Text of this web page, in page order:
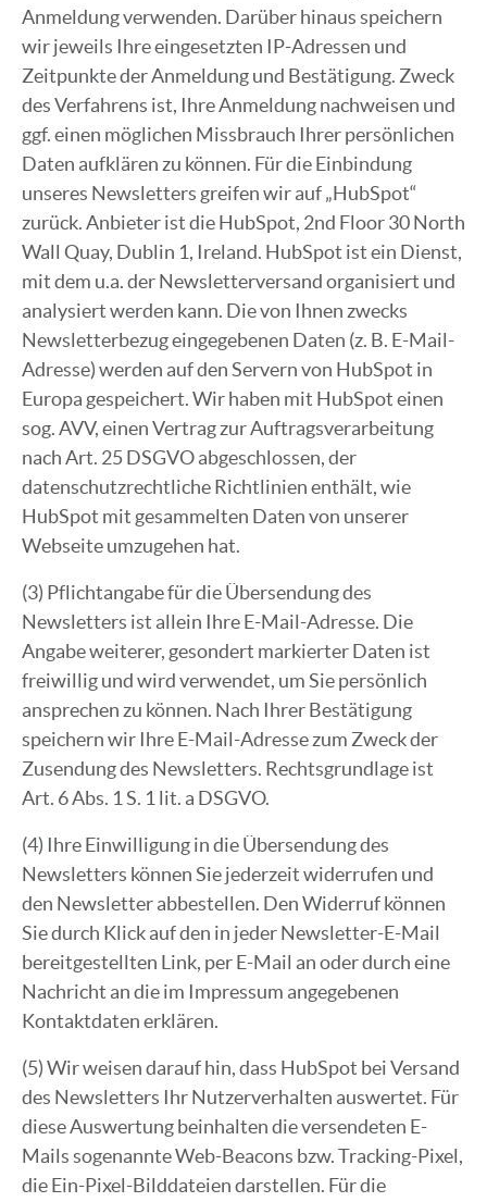
Anmeldung verwenden. Darüber hinaus speichern
wir jeweils Ihre eingesetzten IP-Adressen und
Zeitpunkte der Anmeldung und Bestätigung. Zweck
des Verfahrens ist, Ihre Anmeldung nachweisen und
ggf. einen möglichen Missbrauch Ihrer persönlichen
Daten aufklären zu können. Für die Einbindung
unseres Newsletters greifen wir auf „HubSpot“
zurück. Anbieter ist die HubSpot, 2nd Floor 30 North
Wall Quay, Dublin 1, Ireland. HubSpot ist ein Dienst,
mit dem u.a. der Newsletterversand organisiert und
analysiert werden kann. Die von Ihnen zwecks
Newsletterbezug eingegebenen Daten (z. B. E-Mail-
Adresse) werden auf den Servern von HubSpot in
Europa gespeichert. Wir haben mit HubSpot einen
sog. AVV, einen Vertrag zur Auftragsverarbeitung
nach Art. 25 DSGVO abgeschlossen, der
datenschutzrechtliche Richtlinien enthält, wie
HubSpot mit gesammelten Daten von unserer
Webseite umzugehen hat.
(3) Pflichtangabe für die Übersendung des
Newsletters ist allein Ihre E-Mail-Adresse. Die
Angabe weiterer, gesondert markierter Daten ist
freiwillig und wird verwendet, um Sie persönlich
ansprechen zu können. Nach Ihrer Bestätigung
speichern wir Ihre E-Mail-Adresse zum Zweck der
Zusendung des Newsletters. Rechtsgrundlage ist
Art. 6 Abs. 1 S. 1 lit. a DSGVO.
(4) Ihre Einwilligung in die Übersendung des
Newsletters können Sie jederzeit widerrufen und
den Newsletter abbestellen. Den Widerruf können
Sie durch Klick auf den in jeder Newsletter-E-Mail
bereitgestellten Link, per E-Mail an oder durch eine
Nachricht an die im Impressum angegebenen
Kontaktdaten erklären.
(5) Wir weisen darauf hin, dass HubSpot bei Versand
des Newsletters Ihr Nutzerverhalten auswertet. Für
diese Auswertung beinhalten die versendeten E-
Mails sogenannte Web-Beacons bzw. Tracking-Pixel,
die Ein-Pixel-Bilddateien darstellen. Für die